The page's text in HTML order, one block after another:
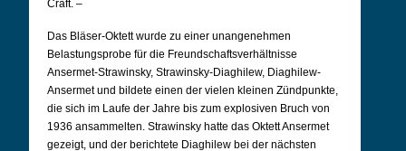
Craft. –
Das Bläser-Oktett wurde zu einer unangenehmen
Belastungsprobe für die Freundschaftsverhältnisse
Ansermet-Strawinsky, Strawinsky-Diaghilew, Diaghilew-
Ansermet und bildete einen der vielen kleinen Zündpunkte,
die sich im Laufe der Jahre bis zum explosiven Bruch von
1936 ansammelten. Strawinsky hatte das Oktett Ansermet
gezeigt, und der berichtete Diaghilew bei der nächsten